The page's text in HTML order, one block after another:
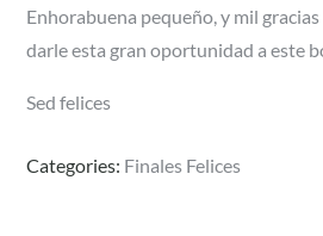
Enhorabuena pequeño, y mil
darle esta gran oportunidad a este
Sed felices
Categories: Finales Felices